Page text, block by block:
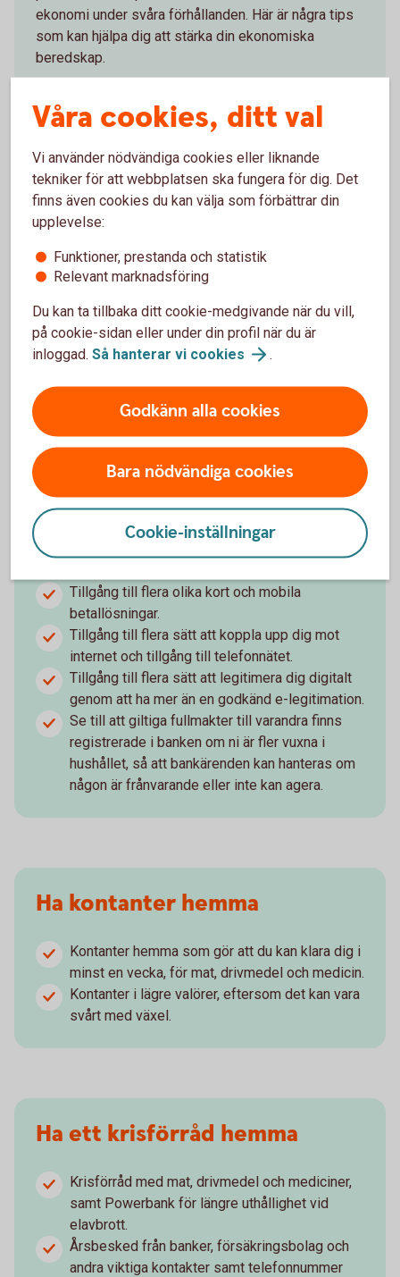
ekonomi under svåra förhållanden. Här är några tips
som kan hjälpa dig att stärka din ekonomiska
beredskap.
Skapa en budget för krislägen
Sparade pengar som täcker 3 månaders
Avbetala lån med hög ränta för att minska din
ekonomiska sårbarhet.
Identifiera nödvändiga utgifter och möjliga
besparingar.
När du gör budget, inkludera baslivsmedel och
Fundera över olika
betalningslösningar
Tillgång till flera olika kort och mobila
betallösningar.
Tillgång till flera sätt att koppla upp dig mot
internet och tillgång till telefonnätet.
Tillgång till flera sätt att legitimera dig digitalt
genom att ha mer än en godkänd e-legitimation.
Se till att giltiga fullmakter till varandra finns
registrerade i banken om ni är fler vuxna i
hushållet, så att bankärenden kan hanteras om
någon är frånvarande eller inte kan agera.
Ha kontanter hemma
Kontanter hemma som gör att du kan klara dig i
minst en vecka, för mat, drivmedel och medicin.
Kontanter i lägre valörer, eftersom det kan vara
svårt med växel.
Ha ett krisförråd hemma
Krisförråd med mat, drivmedel och mediciner,
samt Powerbank för längre uthållighet vid
elavbrott.
Årsbesked från banker, försäkringsbolag och
andra viktiga kontakter samt telefonnummer
Våra cookies, ditt val
Vi använder nödvändiga cookies eller liknande
tekniker för att webbplatsen ska fungera för dig. Det
finns även cookies du kan välja som förbättrar din
upplevelse:
Funktioner, prestanda och statistik
Relevant marknadsföring
Du kan ta tillbaka ditt cookie-medgivande när du vill,
på cookie-sidan eller under din profil när du är
inloggad. Så hanterar vi cookies .
Godkänn alla cookies
Bara nödvändiga cookies
Cookie-inställningar